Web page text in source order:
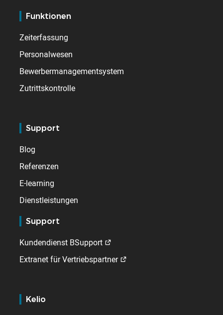
Funktionen
Zeiterfassung
Personalwesen
Bewerbermanagementsystem
Zutrittskontrolle
Support
Blog
Referenzen
E-learning
Dienstleistungen
Support
Kundendienst BSupport
Extranet für Vertriebspartner
Kelio